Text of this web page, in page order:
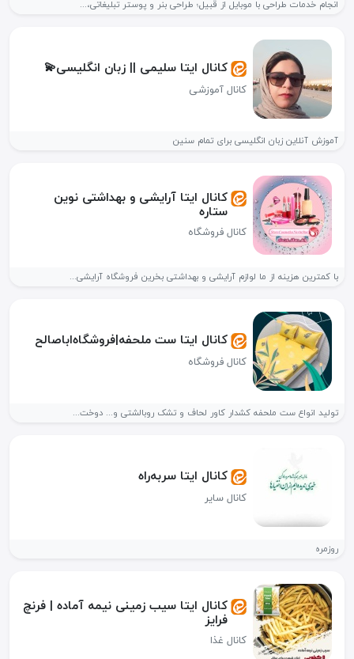
انجام خدمات طراحی با موبایل از قبیل؛ طراحی بنر و پوستر تبلیغاتی،...
کانال ایتا سلیمی || زبان انگلیسی💫
کانال آموزشی
آموزش آنلاین زبان انگلیسی برای تمام سنین
کانال ایتا آرایشی و بهداشتی نوین
ستاره
کانال فروشگاه
با کمترین هزینه از ما لوازم آرایشی و بهداشتی بخرین فروشگاه آرایشی...
کانال ایتا ست ملحفه|فروشگاه‌اباصالح
کانال فروشگاه
تولید انواع ست ملحفه کشدار کاور لحاف و تشک روبالشتی و... دوخت...
کانال ایتا سربه‌راه
کانال سایر
روزمره
کانال ایتا سیب زمینی نیمه آماده | فرنچ
فرایز
کانال غذا